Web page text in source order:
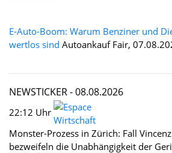
E-Auto-Boom: Warum Benziner und
wertlos sind Autoankauf Fair,
NEWSTICKER -08.08.2026
22:12 Uhr
Monster-Prozess in Zürich: Fall
bezweifeln die Unabhängigkeit der